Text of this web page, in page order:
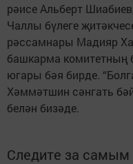
рәисе Альберт
Чаллы бүлеге
рәссамнары Мадияр
башкарма комитетның
югары бәя бирде.
Хәммәтшин сәнгать
белән бизәде.
Следите за